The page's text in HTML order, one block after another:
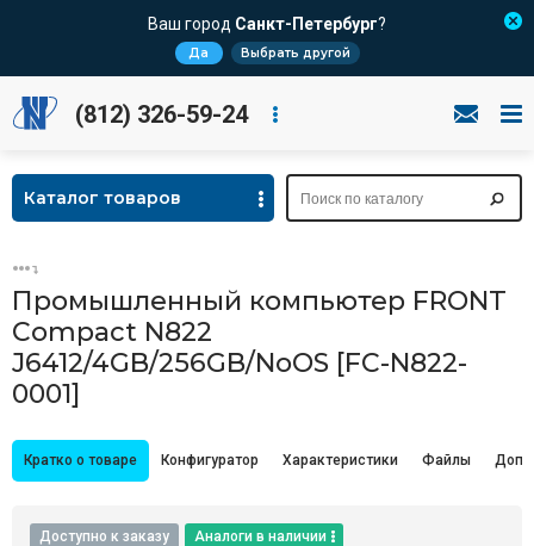
Ваш город Санкт-Петербург?
Да Выбрать другой
(812) 326-59-24
Каталог товаров
Промышленный компьютер FRONT
Compact N822
J6412/4GB/256GB/NoOS [FC-N822-
0001]
Кратко о товаре Конфигуратор Характеристики Файлы
Доступно к заказу Аналоги в наличии